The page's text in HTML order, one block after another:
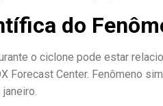
do
o ciclone pode estar
Forecast Center. Fenômeno